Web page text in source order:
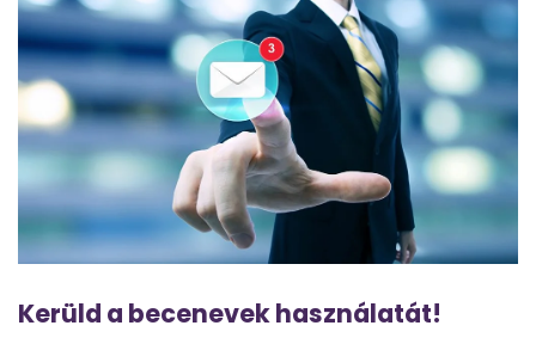
Kerüld a becenevek használatát!